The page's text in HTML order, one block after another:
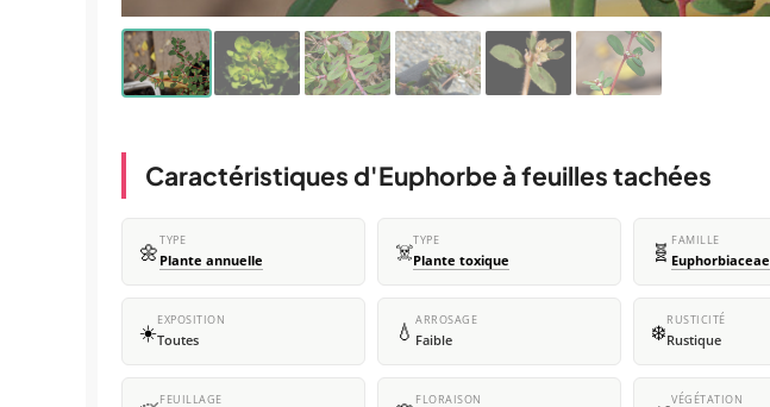
Caractéristiques d'Euphorbe à feuilles tachées
🌼TYPE
Plante annuelle ☠️TYPE
Plante toxique 🧬 FAMILLE
Euphorbiaceae
☀️EXPOSITION
Toutes 💧 ARROSAGE
Faible ❄️RUSTICITÉ
Rustique
FEUILLAGE FLORAISON VÉGÉTATION